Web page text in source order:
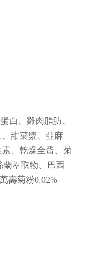
白、雞肉脂肪、
甜菜漿、亞麻
、乾燥全蛋、菊
蘭萃取物、巴西
壽菊粉0.02%